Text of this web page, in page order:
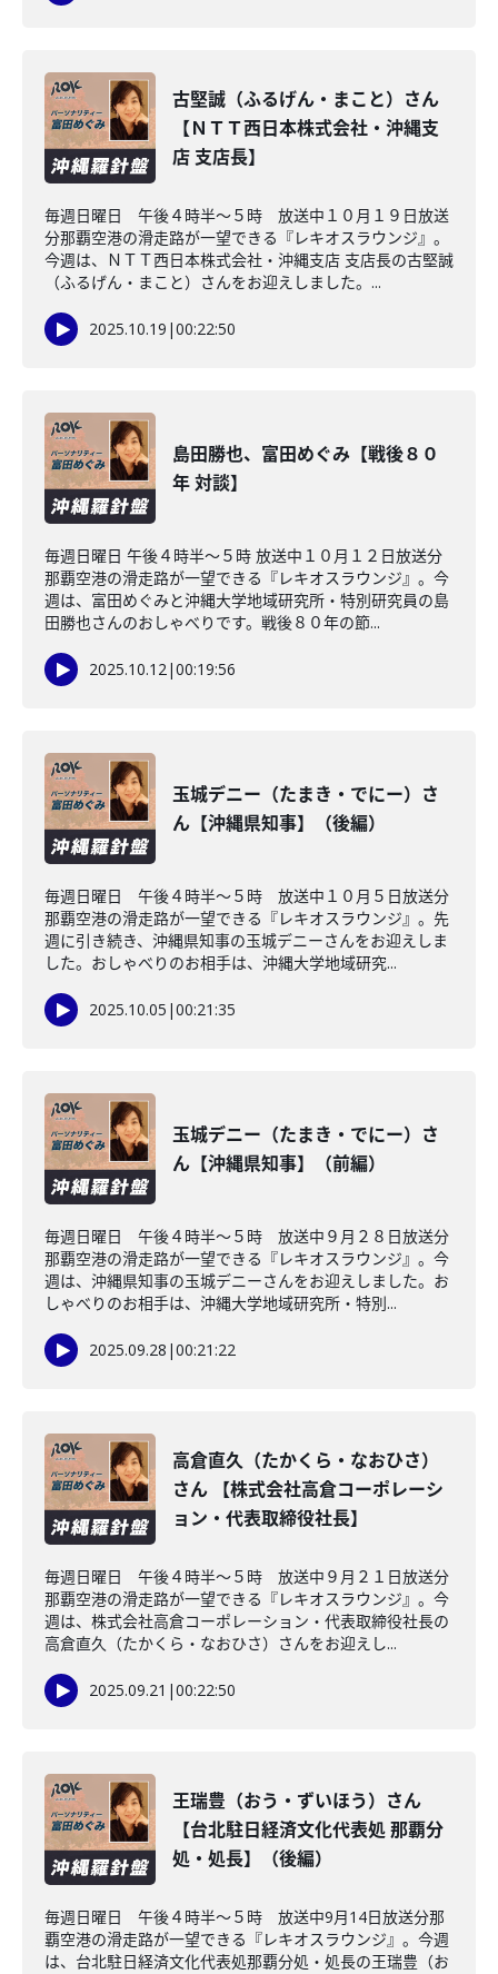
古堅誠（ふるげん・まこと）さん
【ＮＴＴ西日本株式会社・沖縄支
店 支店長】
毎週日曜日 午後４時半～５時 放送中１０月１９日放送
分那覇空港の滑走路が一望できる『レキオスラウンジ』。
今週は、ＮＴＴ西日本株式会社・沖縄支店 支店長の古堅誠
（ふるげん・まこと）さんをお迎えしました。...
2025.10.19 |00:22:50
島田勝也、富田めぐみ【戦後８０
年 対談】
毎週日曜日 午後４時半～５時 放送中１０月１２日放送分
那覇空港の滑走路が一望できる『レキオスラウンジ』。今
週は、富田めぐみと沖縄大学地域研究所・特別研究員の島
田勝也さんのおしゃべりです。戦後８０年の節...
2025.10.12|00:19:56
玉城デニー（たまき・でにー）さ
ん【沖縄県知事】（後編）
毎週日曜日 午後４時半～５時 放送中１０月５日放送分
那覇空港の滑走路が一望できる『レキオスラウンジ』。先
週に引き続き、沖縄県知事の玉城デニーさんをお迎えしま
した。おしゃべりのお相手は、沖縄大学地域研究...
2025.10.05 |00:21:35
玉城デニー（たまき・でにー）さ
ん【沖縄県知事】（前編）
毎週日曜日 午後４時半～５時 放送中９月２８日放送分
那覇空港の滑走路が一望できる『レキオスラウンジ』。今
週は、沖縄県知事の玉城デニーさんをお迎えしました。お
しゃべりのお相手は、沖縄大学地域研究所・特別...
2025.09.28 |00:21:22
高倉直久（たかくら・なおひさ）
さん 【株式会社高倉コーポレーシ
ョン・代表取締役社長】
毎週日曜日 午後４時半～５時 放送中９月２１日放送分
那覇空港の滑走路が一望できる『レキオスラウンジ』。今
週は、株式会社高倉コーポレーション・代表取締役社長の
高倉直久（たかくら・なおひさ）さんをお迎えし...
2025.09.21 |00:22:50
王瑞豊（おう・ずいほう）さん
【台北駐日経済文化代表処 那覇分
処・処長】（後編）
毎週日曜日 午後４時半～５時 放送中9月14日放送分那
覇空港の滑走路が一望できる『レキオスラウンジ』。今週
は、台北駐日経済文化代表処那覇分処・処長の王瑞豊（お